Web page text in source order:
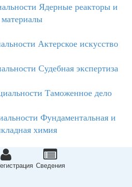
Ядерные реакторы и
материалы
Актерское искусство
Судебная экспертиза
Таможенное дело
Фундаментальная и
химия
Астрономия
Сведeния